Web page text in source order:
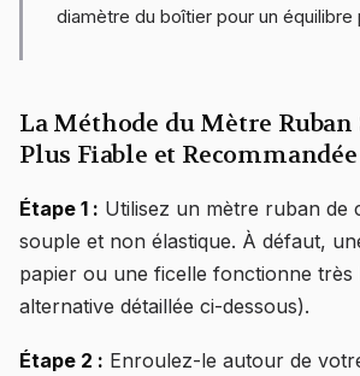
diamètre du boîtier pour un équilibre
La Méthode du Mètre Ruban
Plus Fiable et Recommandée
Étape 1 : Utilisez un mètre ruban de
souple et non élastique. À défaut,
papier ou une ficelle fonctionne très
alternative détaillée ci-dessous).
Étape 2 : Enroulez-le autour de